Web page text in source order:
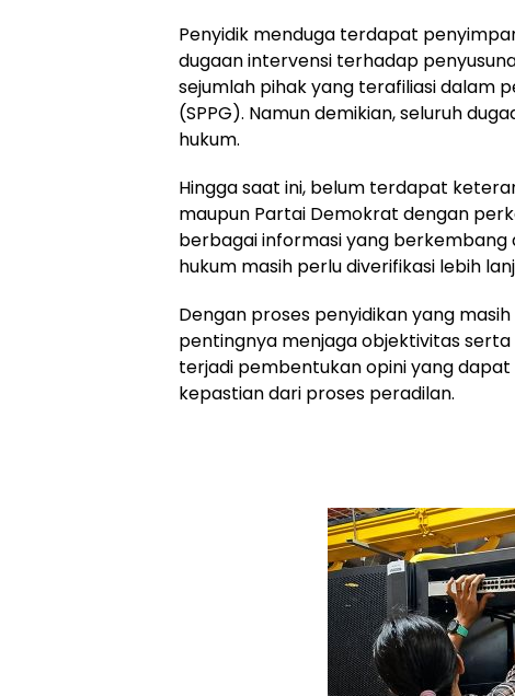
Penyidik menduga terdapat
dugaan intervensi terhadap
sejumlah pihak yang terafiliasi dalam
(SPPG). Namun demikian, seluruh
hukum.
Hingga saat ini, belum terdapat
maupun Partai Demokrat dengan
berbagai informasi yang
hukum masih perlu diverifikasi lebih
Dengan proses penyidikan yang
pentingnya menjaga objektivitas
terjadi pembentukan opini yang
kepastian dari proses peradilan.